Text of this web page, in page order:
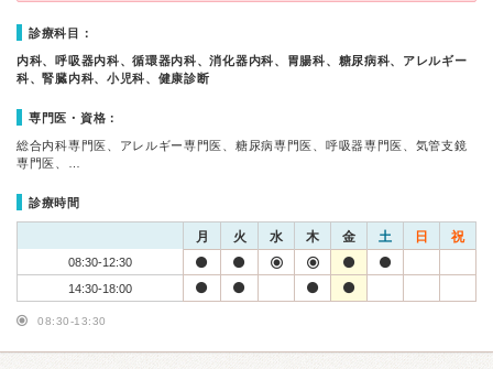
診療科目：
内科、呼吸器内科、循環器内科、消化器内科、胃腸科、糖尿病科、アレルギー
科、腎臓内科、小児科、健康診断
専門医・資格：
総合内科専門医、アレルギー専門医、糖尿病専門医、呼吸器専門医、気管支鏡
専門医、…
診療時間
月 火 水 木 金 土 日 祝
08:30-12:30
14:30-18:00
08:30-13:30